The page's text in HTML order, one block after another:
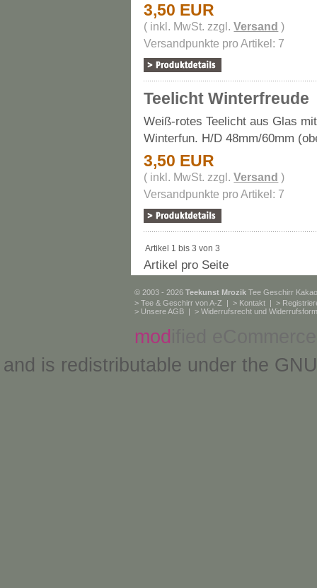
3,50 EUR
( inkl. MwSt. zzgl.Versand )
Versandpunkte pro Artikel: 7
Teelicht Winterfreude
Weiß-rotes Teelicht aus Glas
Winterfun. H/D 48mm/60mm
3,50 EUR
( inkl. MwSt. zzgl.Versand )
Versandpunkte pro Artikel: 7
Artikel 1 bis 3 von 3
Artikel pro Seite
© 2003 - 2026 Teekunst Mrozik Tee Geschirr
> Tee & Geschirr von A-Z | > Kontakt | >
> Unsere AGB | > Widerrufsrecht und
mod
and is redistributable under the